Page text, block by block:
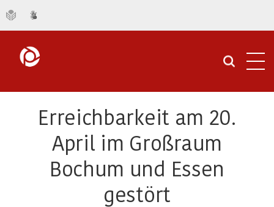
Erreichbarkeit am 20.
April im Großraum
Bochum und Essen
gestört